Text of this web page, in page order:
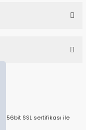
256bit SSL sertifikası ile